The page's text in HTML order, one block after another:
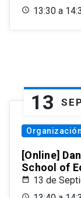
13:30 a
13 SEP
[Online]
School of
13 de